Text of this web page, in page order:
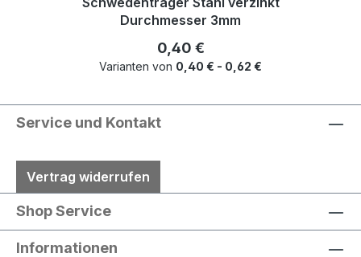
Durchmesser 3mm
Regulärer Preis:
0,40 €
Varianten von 0,40 € - 0,62 €
Service und Kontakt
Vertrag widerrufen
Shop Service
Informationen